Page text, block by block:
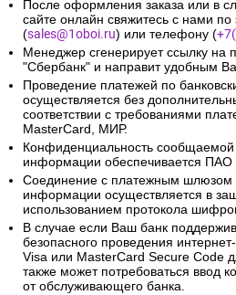
После оформления заказа или в
сайте онлайн свяжитесь с нами по
(sales@1oboi.ru) или телефону (
Менеджер сгенерирует ссылку
"Сбербанк" и направит удобным
Проведение платежей по
осуществляется без
соответствии с требованиями
MasterCard, МИР.
Конфиденциальность сообщаемой
информации обеспечивается ПАО
Соединение с платежным шлюзом
информации осуществляется в
использованием протокола
В случае если Ваш банк
безопасного проведения
Visa или MasterCard Secure Code
также может потребоваться ввод
от обслуживающего банка.